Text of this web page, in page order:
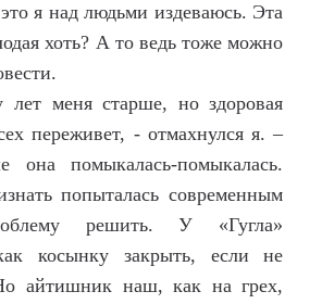
я над людьми издеваюсь. Эта
хоть? А то ведь тоже можно
меня старше, но здоровая
переживет, - отмахнулся я. –
она помыкалась-помыкалась.
попыталась современным
решить. У «Гугла»
косынку закрыть, если не
айтишник наш, как на грех,